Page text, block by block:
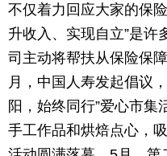
不仅着力回应大家的保
升收入、实现自立”是许
司主动将帮扶从保险保
月，中国人寿发起倡议
阳，始终同行”爱心市
手工作品和烘焙点心，